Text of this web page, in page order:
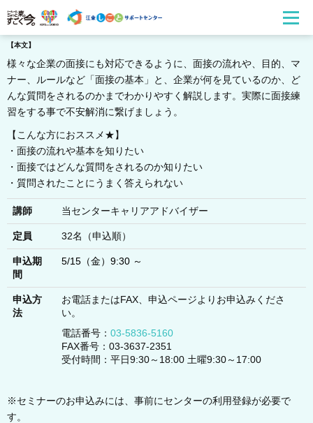
【本文】
様々な企業の面接にも対応できるように、面接の流れや、目的、マ
ナー、ルールなど「面接の基本」と、企業が何を見ているのか、ど
んな質問をされるのかまでわかりやすく解説します。実際に面接練
習をする事で不安解消に繋げましょう。
【こんな方におススメ★】
・面接の流れや基本を知りたい
・面接ではどんな質問をされるのか知りたい
・質問されたことにうまく答えられない
講師 当センターキャリアアドバイザー
定員 32名（申込順）
申込期
間
5/15（金）9:30 ～
申込方
法
お電話またはFAX、申込ページよりお申込みくださ
い。
電話番号： 03-5836-5160
FAX番号：03-3637-2351
受付時間：平日9:30～18:00 土曜9:30～17:00
※セミナーのお申込みには、事前にセンターの利用登録が必要で
す。